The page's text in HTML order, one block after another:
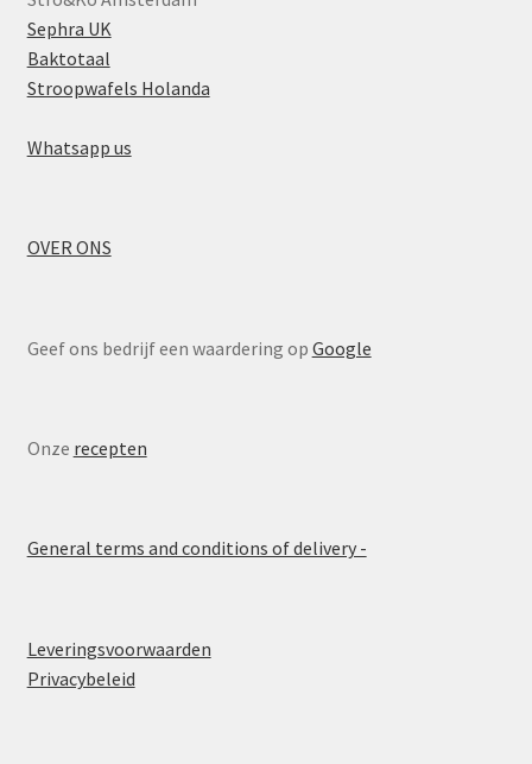
Sephra UK
Baktotaal
Stroopwafels Holanda
Whatsapp us
OVER ONS
Geef ons bedrijf een waardering op Google
Onze recepten
General terms and conditions of delivery -
Leveringsvoorwaarden
Privacybeleid